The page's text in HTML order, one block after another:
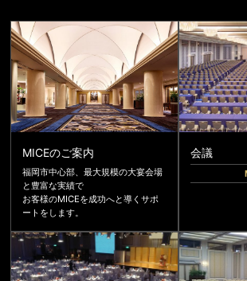
MICEのご案内
福岡市中心部、最大規模の大宴会場
と豊富な実績で
お客様のMICEを成功へと導くサポ
ートをします。
会議